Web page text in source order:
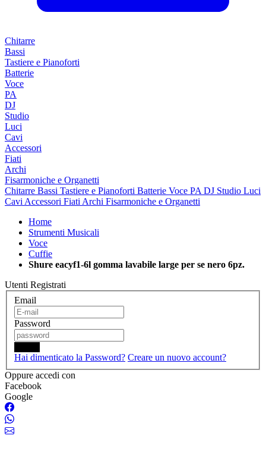
Chitarre
Bassi
Tastiere e Pianoforti
Batterie
Voce
PA
DJ
Studio
Luci
Cavi
Accessori
Fiati
Archi
Fisarmoniche e Organetti
Chitarre Bassi Tastiere e Pianoforti Batterie Voce PA DJ Studio Luci
Cavi Accessori Fiati Archi Fisarmoniche e Organetti
Home
Strumenti Musicali
Voce
Cuffie
Shure eacyf1-6l gomma lavabile large per se nero 6pz.
Utenti Registrati
Email
Password
Hai dimenticato la Password? Creare un nuovo account?
Oppure accedi con
Facebook
Google